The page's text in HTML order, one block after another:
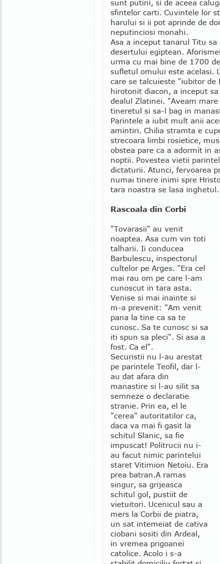
sunt putini, si de aceea
sfintelor carti. Cuvintele lor
harului si ii pot aprinde de
neputinciosi monahi.
Asa a inceput tanarul Titu
desertului egiptean.
urma cu mai bine de 1700
sufletul omului este acelasi.
care se talcuieste "iubitor de
hirotonit diacon, a inceput
dealul Zlatinei. "Aveam
tineretul si sa-l bag in
Parintele a iubit mult anii
amintiri. Chilia stramta e
strecoara limbi rosietice,
obstea pare ca a adormit in
noptii. Povestea vietii
dictaturii. Atunci, fervoarea
numai tinere inimi spre
tara noastra se lasa inghetul.
Rascoala din Corbi
"Tovarasii" au venit
noaptea. Asa cum vin toti
talharii. Ii conducea
Barbulescu, inspectorul
cultelor pe Arges. "Era cel
mai rau om pe care l-am
cunoscut in tara asta.
Venise si mai inainte si
m-a prevenit: "Am venit
pana la tine ca sa te
cunosc. Sa te cunosc si sa
iti spun sa pleci". Si asa a
fost. Ca el".
Securistii nu l-au arestat
pe parintele Teofil, dar l-
au dat afara din
manastire si l-au silit sa
semneze o declaratie
stranie. Prin ea, el le
"cerea" autoritatilor ca,
daca va mai fi gasit la
schitul Slanic, sa fie
impuscat! Politrucii nu i-
au facut nimic parintelui
staret Vitimion Netoiu. Era
prea batran.A ramas
singur, sa grijeasca
schitul gol, pustiit de
vietuitori. Ucenicul sau a
mers la Corbii de piatra,
un sat intemeiat de cativa
ciobani sositi din Ardeal,
in vremea prigoanei
catolice. Acolo i s-a